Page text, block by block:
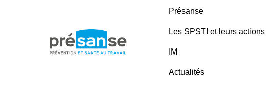
Présanse
Les SPSTI et leurs actions
IM
Actualités